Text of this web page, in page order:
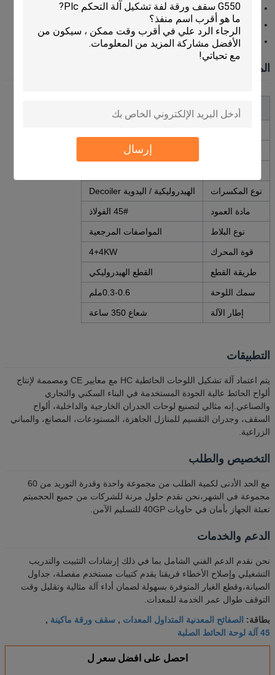
إرسال
مناسبة لتصنيع ألواح آلات تشكيل اللوحات المعلقة
مثالية لإنتاج مكونات آلة تشكيل للوحة الحائط
قادرة على تشكيل عناصر آلة تشكيل الألواح المنزلية بكفاءة
المواصفات التقنية
المعلم المواصفات
45# الفولاذ
نوع المكسرات الهيدروليكية / اليدوية Decoiler
مادة العمود 45# الفولاذ
نوع البلاط المواصفات المرجعية
قوة المحرك 4+4KW
طريقة القطع القطع الهيدروليكي
سمك اللوحة 0.3-0.6ملم
إطار الآلة شعاع 350 ساعة
التطبيقات
يتم اعتماد آلة تشكيل اللوحات الحائطية HC مع معايير CE ومصممة لإنتاج
ألواح الحائط عالية الجودة المستخدمة في البناء السكني والتجاري
والصناعي.إنه مثالي لتصنيع لوحات الجدران الخارجية والداخلية، ألواح
السقف، وجدران التقسيم للمنازل الجاهزة، المستودعات، المصانع، والمباني
الزراعية.
التخصيص والطلب
مع الحد الأدنى لكمية الطلب من مجموعة واحدة وقدرة التوريد من 60
مجموعة في الشهر،نحن نقدم حلول مرنة للشركات من جميع الحجميتم
تعبئة الجهاز بأمان في حاويات 40GP للتسليم الآمن.
الدعم والخدمات
نحن نقدم الدعم الفني الشامل بما في ذلك إرشادات التثبيت والتدريب
التشغيلي وإصلاح الأخطاء فريقنا يقدم كتيبات مستخدم مفصلة، جداول
الصيانة،وقطع الغيار المتوفرة بسهولة لضمان أداء آلة مثالية وتقليل وقت
التوقف طوال عمر الخدمة للمعدات.
بطاقة: الصفائح المعدنية المتداول المعدات , سقف ورقة ماكينة ,
45 آلة لوحة الحائط الصلبة
احصل على افضل سعر ل